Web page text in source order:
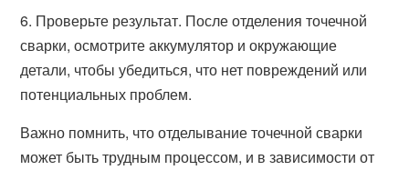
6. Проверьте результат. После отделения точечной
сварки, осмотрите аккумулятор и окружающие
детали, чтобы убедиться, что нет повреждений или
потенциальных проблем.
Важно помнить, что отделывание точечной сварки
может быть трудным процессом, и в зависимости от